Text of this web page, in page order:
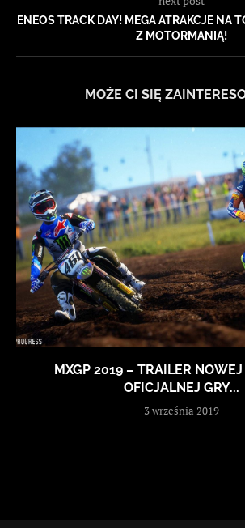
ENEOS TRACK DAY! MEGA ATRAKCJE NA
Z MOTORMANIĄ!
MOŻE CI SIĘ
MXGP 2019 – TRAILER
OFICJALNEJ GRY...
3 września 2019